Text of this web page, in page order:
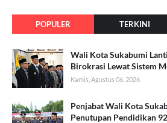
POPULER TERKINI
Wali Kota Sukabumi
Birokrasi Lewat Sistem
Kamis, Agustus 06, 2026
Penjabat Wali Kota
Penutupan Pendidikan